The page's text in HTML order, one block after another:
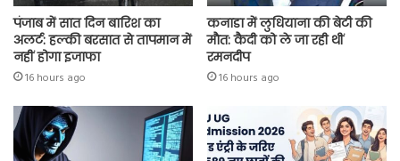
पंजाब में सात दिन बारिश का
अलर्ट: हल्की बरसात से तापमान में
नहीं होगा इजाफा
16 hours ago
कनाडा में लुधियाना की बेटी की
माैत: कैदी को ले जा रही थीं
रमनदीप
16 hours ago